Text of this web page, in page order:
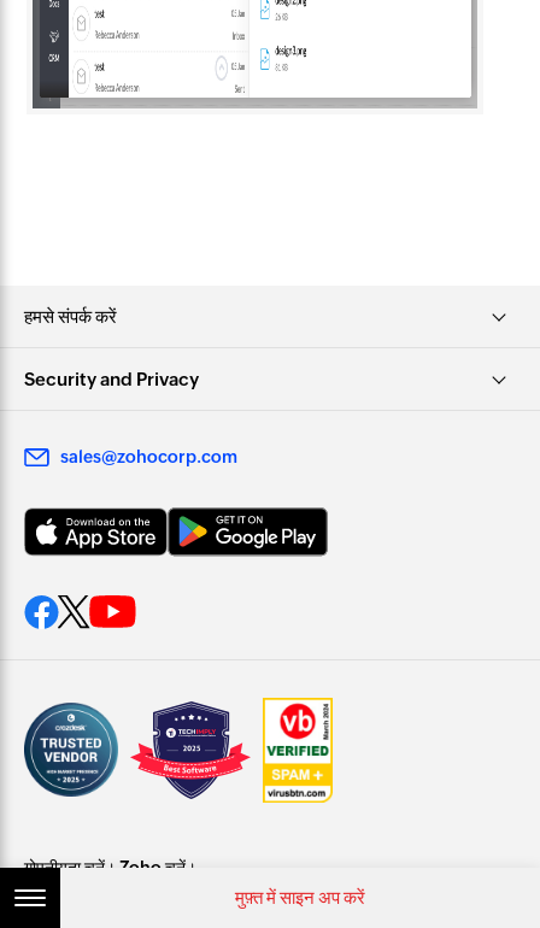
हमसे संपर्क करें
Security and Privacy
sales@zohocorp.com
गोपनीयता चुनें। Zoho चुनें।
मुफ़्त में साइन अप करें